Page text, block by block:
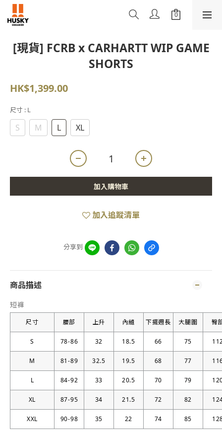
[現貨] FCRB x CARHARTT WIP GAME
SHORTS
HK$1,399.00
尺寸 : L
S M L XL
加入購物車
加入追蹤清單
分享到
商品描述
短褲
尺寸 腰部 上升 內縫 下擺週長 大腿圍 臀
S 78-86 32 18.5 66 75
M 81-89 32.5 19.5 68 77
L 84-92 33 20.5 70 79
XL 87-95 34 21.5 72 82
XXL 90-98 35 22 74 85